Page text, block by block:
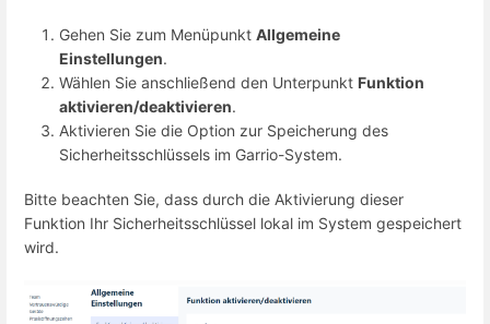
Gehen Sie zum Menüpunkt Allgemeine
Einstellungen.
Wählen Sie anschließend den Unterpunkt Funktion
aktivieren/deaktivieren.
Aktivieren Sie die Option zur Speicherung des
Sicherheitsschlüssels im Garrio-System.
Bitte beachten Sie, dass durch die Aktivierung dieser
Funktion Ihr Sicherheitsschlüssel lokal im System gespeichert
wird.